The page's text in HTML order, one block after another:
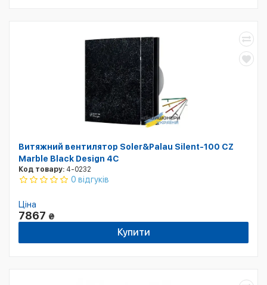
Витяжний вентилятор Soler&Palau Silent-100 CZ
Marble Black Design 4С
Код товару: 4-0232
0 відгуків
Ціна
7867 ₴
Купити